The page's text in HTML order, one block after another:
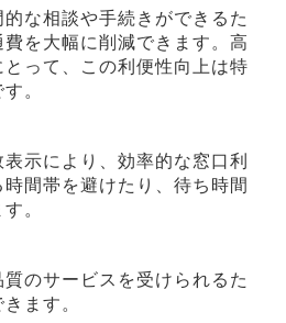
な相談や手続きができるた
を大幅に削減できます。高
って、この利便性向上は特
。
示により、効率的な窓口利
間帯を避けたり、待ち時間
。
のサービスを受けられるた
ます。